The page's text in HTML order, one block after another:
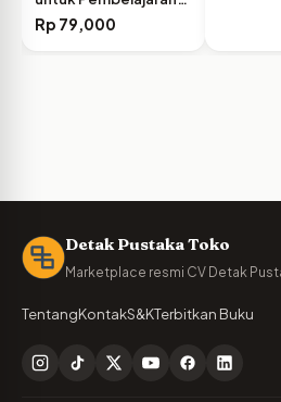
Anak…
Rp 79,000
Detak Pustaka Toko
Marketplace resmi CV Detak
TentangKontakS&KTerbitkan Buku